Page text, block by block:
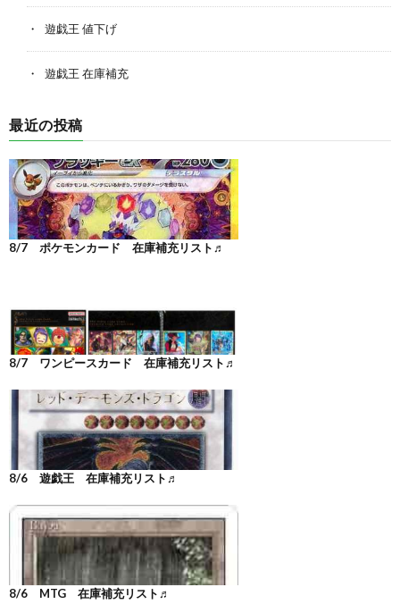
遊戯王 値下げ
遊戯王 在庫補充
最近の投稿
8/7 ポケモンカード 在庫補充リスト♬
8/7 ワンピースカード 在庫補充リスト♬
8/6 遊戯王 在庫補充リスト♬
8/6 MTG 在庫補充リスト♬